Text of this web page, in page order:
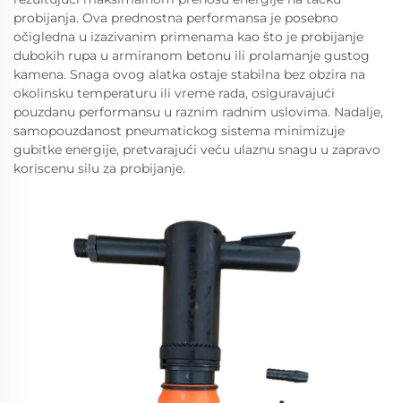
probijanja. Ova prednostna performansa je posebno
očigledna u izazivanim primenama kao što je probijanje
dubokih rupa u armiranom betonu ili prolamanje gustog
kamena. Snaga ovog alatka ostaje stabilna bez obzira na
okolinsku temperaturu ili vreme rada, osiguravajući
pouzdanu performansu u raznim radnim uslovima. Nadalje,
samopouzdanost pneumatickog sistema minimizuje
gubitke energije, pretvarajući veću ulaznu snagu u zapravo
koriscenu silu za probijanje.